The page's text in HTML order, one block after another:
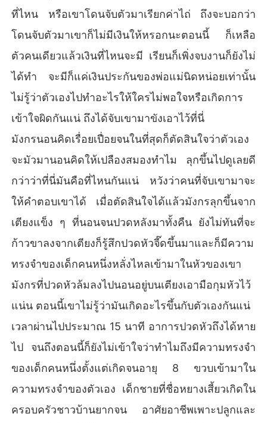
ที่ไหน หรือเขาโดนจับตัวมาเรียกค่าไถ่ ถึงจะบอกว่า
โดนจับตัวมาเขาก็ไม่มีเงินให้หรอกนะตอนนี้ ก็เหลือ
ตัวคนเดียวแล้วเงินที่ไหนจะมี เรียนก็เพิ่งจบงานก็ยังไม่
ได้ทำ จะมีก็แค่เงินประกันของพ่อแม่นิดหน่อยเท่านั้น
ไม่รู้ว่าตัวเองไปทำอะไรให้ใครไม่พอใจหรือเกิดการ
เข้าใจผิดกันแน่ ถึงได้จับเขามาขังเอาไว้ที่นี่
มังกรนอนคิดเรื่อยเปื่อยจนในที่สุดก็ตัดสินใจว่าตัวเอง
จะมัวมานอนคิดให้เปลืองสมองทำไม ลุกขึ้นไปดูเลยดี
กว่าว่าที่นี่มันคือที่ไหนกันแน่ หวังว่าคนที่จับเขามาจะ
ให้คำตอบเขาได้ เมื่อตัดสินใจได้แล้วมังกรลุกขึ้นจาก
เตียงแข็ง ๆ ที่นอนจนปวดหลังมาทั้งคืน ยังไม่ทันที่จะ
ก้าวขาลงจากเตียงก็รู้สึกปวดหัวจี๊ดขึ้นมาและก็มีความ
ทรงจำของเด็กคนหนึ่งหลั่งไหลเข้ามาในหัวของเขา
มังกรที่ปวดหัวล้มลงไปนอนอยู่บนเตียงเอามือกุมหัวไว้
แน่น ตอนนี้เขาไม่รู้ว่ามันเกิดอะไรขึ้นกับตัวเองกันแน่
เวลาผ่านไปประมาณ 15 นาที อาการปวดหัวถึงได้หาย
ไป จนถึงตอนนี้ก็ยังไม่เข้าใจว่าทำไมถึงมีความทรงจำ
ของเด็กคนหนึ่งตั้งแต่เกิดจนอายุ 8 ขวบเข้ามาใน
ความทรงจำของตัวเอง เด็กชายที่ชื่อหยางเสี้ยวเกิดใน
ครอบครัวชาวบ้านยากจน อาศัยอาชีพเพาะปลูกและ